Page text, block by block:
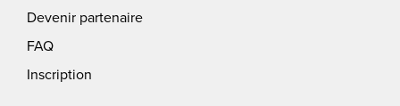
Devenir partenaire
FAQ
Inscription